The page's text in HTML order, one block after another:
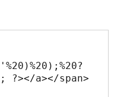
a></span>